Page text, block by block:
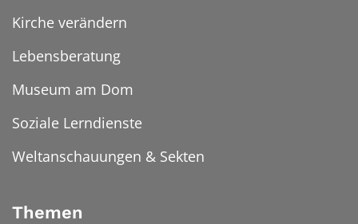
Kirche verändern
Lebensberatung
Museum am Dom
Soziale Lerndienste
Weltanschauungen & Sekten
Themen